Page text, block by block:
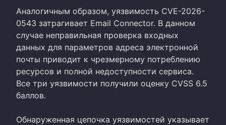
Аналогичным образом, уязвимость CVE-2026-
0543 затрагивает Email Connector. В данном
случае неправильная проверка входных
данных для параметров адреса электронной
почты приводит к чрезмерному потреблению
ресурсов и полной недоступности сервиса.
Все три уязвимости получили оценку CVSS 6.5
баллов.
Обнаруженная цепочка уязвимостей указывает